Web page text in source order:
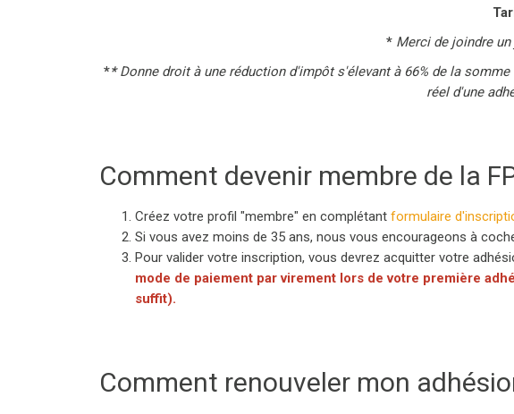
* Merci de joindre
**Donne droit à une réduction d'impôt s'élevant à 66% de la
réel d'une
Comment devenir membre de la
Créez votre profil "membre" en complétant formulaire
Si vous avez moins de 35 ans, nous vous encourageons à
Pour valider votre inscription, vous devrez acquitter votre
mode de paiement par virement lors de votre première
suffit).
Comment renouveler mon